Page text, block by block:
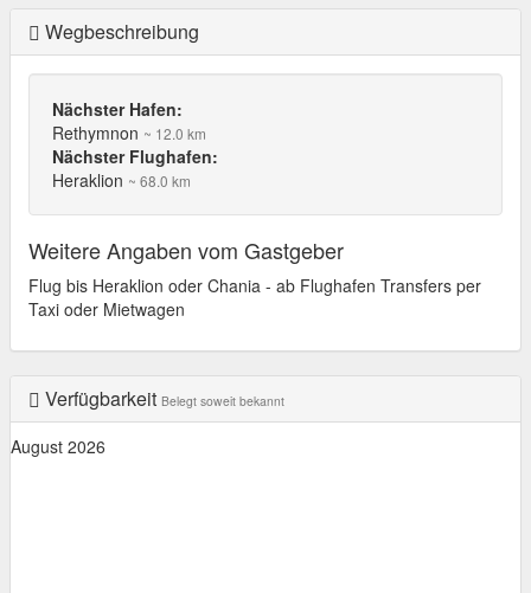
Wegbeschreibung
Nächster Hafen:
Rethymnon ~ 12.0 km
Nächster Flughafen:
Heraklion ~ 68.0 km
Weitere Angaben vom Gastgeber
Flug bis Heraklion oder Chania - ab Flughafen Transfers per
Taxi oder Mietwagen
Verfügbarkeit Belegt soweit bekannt
August 2026